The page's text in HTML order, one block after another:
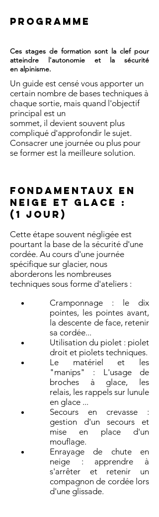
PROGRAMME
Ces stages de formation sont la clef pour
atteindre l'autonomie et la sécurité
en alpinisme.
Un guide est censé vous apporter un
certain nombre de bases techniques à
chaque sortie, mais quand l'objectif
principal est un
sommet, il devient souvent plus
compliqué d'approfondir le sujet.
Consacrer une journée ou plus pour
se former est la meilleure solution.
Fondamentaux en
neige et glace :
(1 jour)
Cette étape souvent négligée est
pourtant la base de la sécurité d'une
cordée. Au cours d'une journée
spécifique sur glacier, nous
aborderons les nombreuses
techniques sous forme d'ateliers :
Cramponnage : le dix
pointes, les pointes avant,
la descente de face, retenir
sa cordée...
Utilisation du piolet : piolet
droit et piolets techniques.
Le matériel et les
"manips" : L'usage de
broches à glace, les
relais, les rappels sur lunule
en glace ...
Secours en crevasse :
gestion d'un secours et
mise en place d'un
mouflage.
Enrayage de chute en
neige : apprendre à
s'arrêter et retenir un
compagnon de cordée lors
d'une glissade.